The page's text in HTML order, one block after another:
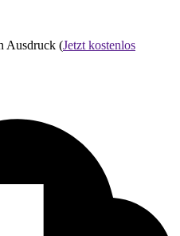
Ausdruck (Jetzt kostenlos